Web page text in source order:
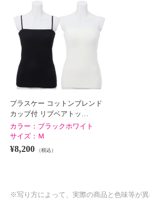
プラスケー コットンブレンド
カップ付 リブベアトッ…
カラー： ブラックホワイト
サイズ： Ｍ
¥8,200 （税込）
※写り方によって、実際の商品と色味等が異